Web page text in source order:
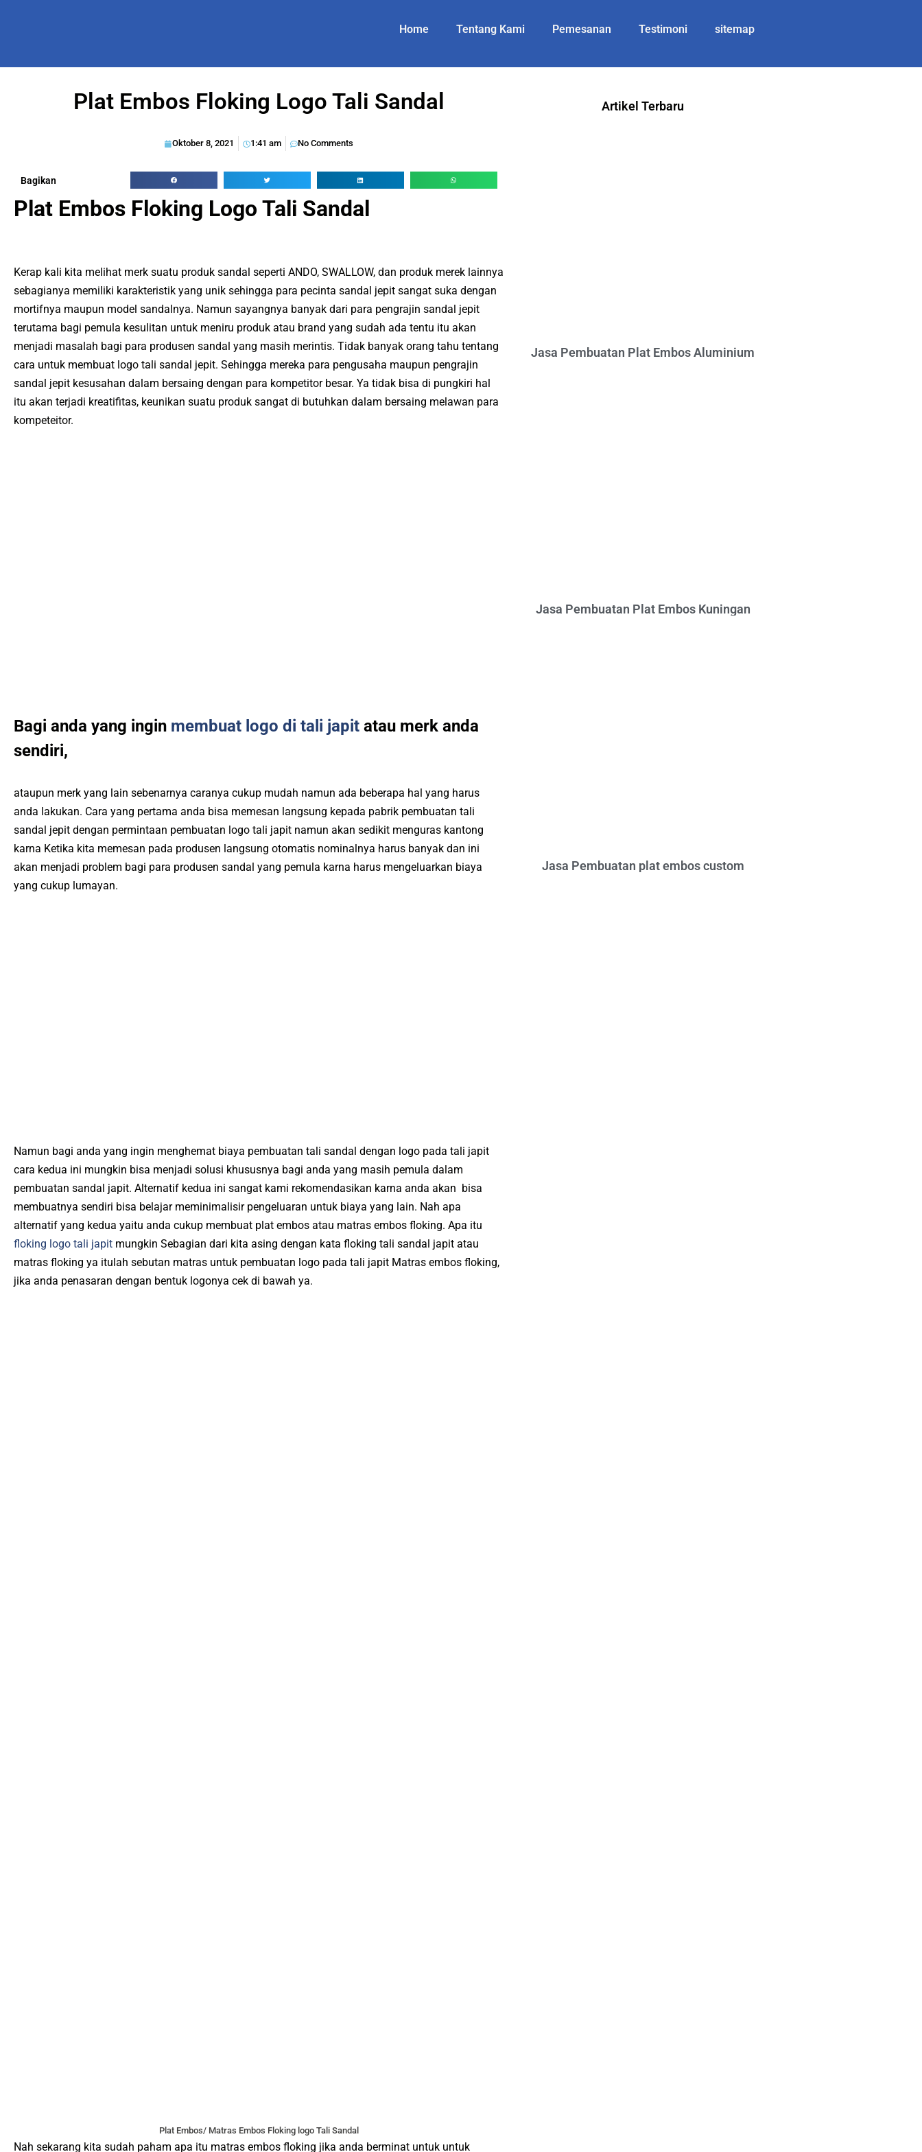
Home Tentang Kami Pemesanan Testimoni sitemap
Plat Embos Floking Logo Tali Sandal
Oktober 8, 2021 1:41 am No Comments
Bagikan
Plat Embos Floking Logo Tali Sandal
Kerap kali kita melihat merk suatu produk sandal seperti ANDO, SWALLOW, dan produk merek lainnya
sebagianya memiliki karakteristik yang unik sehingga para pecinta sandal jepit sangat suka dengan
mortifnya maupun model sandalnya. Namun sayangnya banyak dari para pengrajin sandal jepit
terutama bagi pemula kesulitan untuk meniru produk atau brand yang sudah ada tentu itu akan
menjadi masalah bagi para produsen sandal yang masih merintis. Tidak banyak orang tahu tentang
cara untuk membuat logo tali sandal jepit. Sehingga mereka para pengusaha maupun pengrajin
sandal jepit kesusahan dalam bersaing dengan para kompetitor besar. Ya tidak bisa di pungkiri hal
itu akan terjadi kreatifitas, keunikan suatu produk sangat di butuhkan dalam bersaing melawan para
kompeteitor.
Bagi anda yang ingin membuat logo di tali japit atau merk anda
sendiri,
ataupun merk yang lain sebenarnya caranya cukup mudah namun ada beberapa hal yang harus
anda lakukan. Cara yang pertama anda bisa memesan langsung kepada pabrik pembuatan tali
sandal jepit dengan permintaan pembuatan logo tali japit namun akan sedikit menguras kantong
karna Ketika kita memesan pada produsen langsung otomatis nominalnya harus banyak dan ini
akan menjadi problem bagi para produsen sandal yang pemula karna harus mengeluarkan biaya
yang cukup lumayan.
Namun bagi anda yang ingin menghemat biaya pembuatan tali sandal dengan logo pada tali japit
cara kedua ini mungkin bisa menjadi solusi khususnya bagi anda yang masih pemula dalam
pembuatan sandal japit. Alternatif kedua ini sangat kami rekomendasikan karna anda akan bisa
membuatnya sendiri bisa belajar meminimalisir pengeluaran untuk biaya yang lain. Nah apa
alternatif yang kedua yaitu anda cukup membuat plat embos atau matras embos floking. Apa itu
floking logo tali japit mungkin Sebagian dari kita asing dengan kata floking tali sandal japit atau
matras floking ya itulah sebutan matras untuk pembuatan logo pada tali japit Matras embos floking,
jika anda penasaran dengan bentuk logonya cek di bawah ya.
Plat Embos/ Matras Embos Floking logo Tali Sandal
Nah sekarang kita sudah paham apa itu matras embos floking jika anda berminat untuk untuk
Artikel Terbaru
Jasa Pembuatan Plat Embos Aluminium
Jasa Pembuatan Plat Embos Kuningan
Jasa Pembuatan plat embos custom